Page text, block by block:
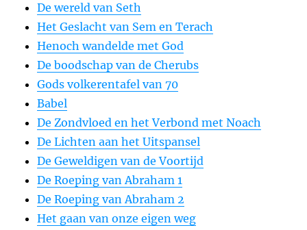
De wereld van Seth
Het Geslacht van Sem en Terach
Henoch wandelde met God
De boodschap van de Cherubs
Gods volkerentafel van 70
Babel
De Zondvloed en het Verbond met Noach
De Lichten aan het Uitspansel
De Geweldigen van de Voortijd
De Roeping van Abraham 1
De Roeping van Abraham 2
Het gaan van onze eigen weg